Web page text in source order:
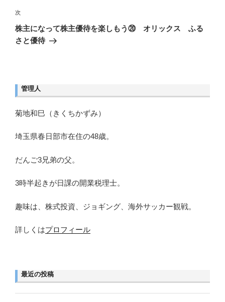
ー
シ
ョ
ン
稿
次
の
投
次
株主になって株主優待を楽しもう⑳ オリックス ふる
さと優待
管理人
菊地和巳（きくちかずみ）
埼玉県春日部市在住の48歳。
だんご3兄弟の父。
3時半起きが日課の開業税理士。
趣味は、株式投資、ジョギング、海外サッカー観戦。
詳しくはプロフィール
最近の投稿